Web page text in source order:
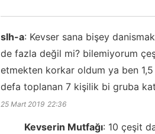
slh-a: Kevser sana bişey
de fazla değil mi? bilemiyorum
etmekten korkar oldum ya ben
defa toplanan 7 kişilik bi gruba
25 Mart 2019 22:36
Kevserin Mutfağı: 10 çeşit